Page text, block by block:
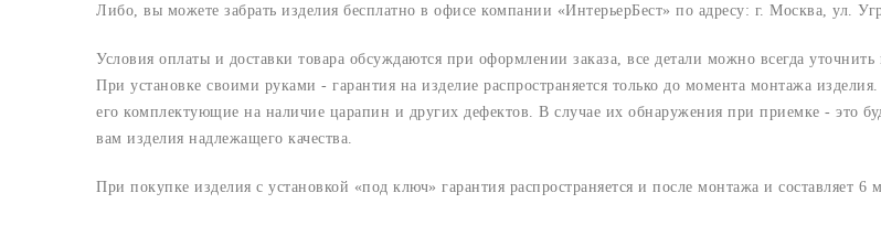
Либо, вы можете забрать изделия бесплатно в офисе компании «ИнтерьерБест» по адресу: г. Москва, ул.
Условия оплаты и доставки товара обсуждаются при оформлении заказа, все детали можно всегда уточнить
При установке своими руками - гарантия на изделие распространяется только до момента монтажа
его комплектующие на наличие царапин и других дефектов. В случае их обнаружения при приемке - это
вам изделия надлежащего качества.
При покупке изделия с установкой «под ключ» гарантия распространяется и после монтажа и составляет 6